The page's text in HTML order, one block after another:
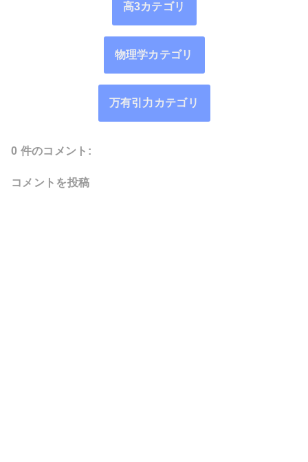
高3カテゴリ
物理学カテゴリ
万有引力カテゴリ
0 件のコメント:
コメントを投稿